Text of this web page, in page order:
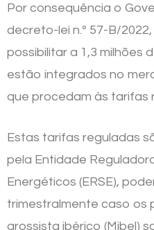
Por consequência o
decreto-lei n.º 57-B/
possibilitar a 1,3 milhões
estão integrados no
que procedam às tarifas
Estas tarifas reguladas
pela Entidade
Energéticos (ERSE),
trimestralmente caso os
grossista ibérico (Mibel)